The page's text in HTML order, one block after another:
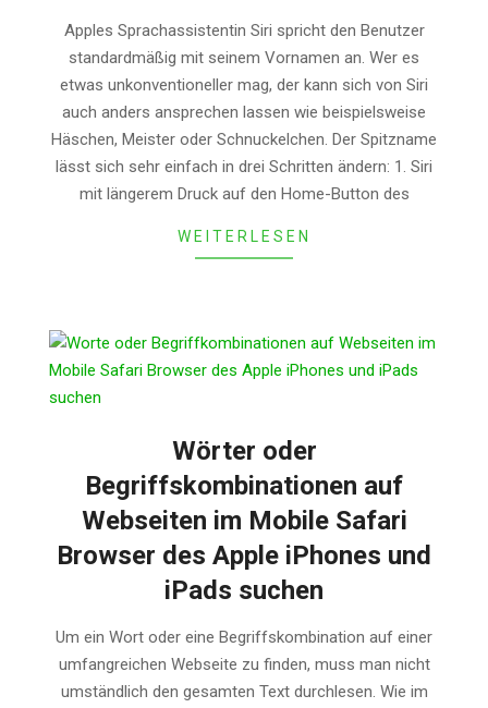
05-Apples Sprachassistentin Siri spricht den Benutzer
standardmäßig mit seinem Vornamen an. Wer es
etwas unkonventioneller mag, der kann sich von Siri
auch anders ansprechen lassen wie beispielsweise
Häschen, Meister oder Schnuckelchen. Der Spitzname
lässt sich sehr einfach in drei Schritten ändern: 1. Siri
mit längerem Druck auf den Home-Button des
WEITERLESEN
Wörter oder
Begriffskombinationen auf
Webseiten im Mobile Safari
Browser des Apple iPhones und
iPads suchen
08-
03
Um ein Wort oder eine Begriffskombination auf einer
umfangreichen Webseite zu finden, muss man nicht
umständlich den gesamten Text durchlesen. Wie im